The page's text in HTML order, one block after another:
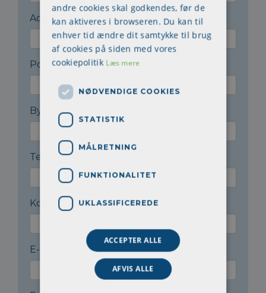
Adresse *
Postnr.*
By
Telefon*
Kontaktperson*
E-mail til kontaktperson*
andre cookies skal godkendes, før de
kan aktiveres i browseren. Du kan til
enhver tid ændre dit samtykke til brug
af cookies på siden med vores
cookiepolitik Læs mere
NØDVENDIGE COOKIES
STATISTIK
MÅLRETNING
FUNKTIONALITET
UKLASSIFICEREDE
ACCEPTER ALLE
AFVIS ALLE